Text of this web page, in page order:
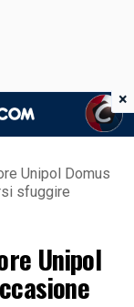
Unipol Domus
sfuggire
Unipol
×